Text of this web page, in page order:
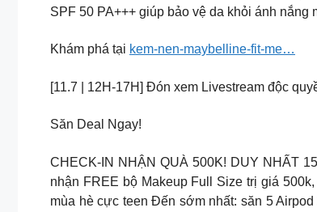
SPF 50 PA+++ giúp bảo vệ da khỏi ánh nắng
Khám phá tại kem-nen-maybelline-fit-me…
[11.7 | 12H-17H] Đón xem Livestream độc
Săn Deal Ngay!
CHECK-IN NHẬN QUÀ 500K! DUY NHẤT
nhận FREE bộ Makeup Full Size trị giá
mùa hè cực teen Đến sớm nhất: săn 5